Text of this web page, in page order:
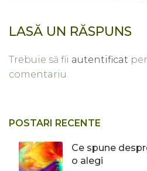
LASĂ UN RĂSPUNS
Trebuie să fii autentificat
comentariu.
POSTARI RECENTE
Ce spune
o alegi